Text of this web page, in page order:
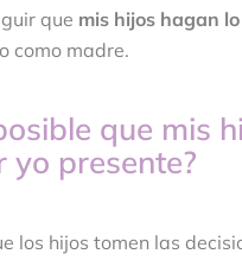
que mis hijos hagan
como madre.
que mis
yo presente?
los hijos tomen las